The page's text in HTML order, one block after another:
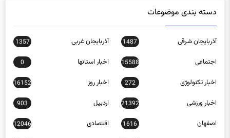
دسته بندی موضوعات
آذربایجان شرقی 1487 آذربایجان غربی 1357
اجتماعی 15588 اخبار استانها 0
اخبار تکنولوژی 272 اخبار روز 16152
اخبار ورزشی 21392 اردبیل 903
اصفهان 1616 اقتصادی 12046